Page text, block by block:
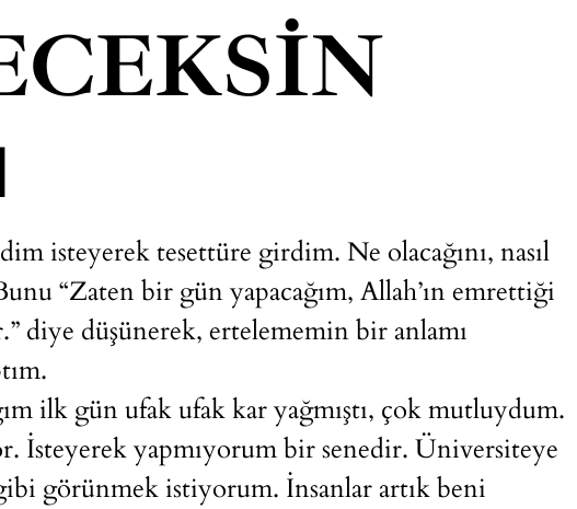
isteyerek tesettüre girdim. Ne olacağını, nasıl
“Zaten bir gün yapacağım, Allah’ın emrettiği
diye düşünerek, ertelememin bir anlamı
ilk gün ufak ufak kar yağmıştı, çok mutluydum.
İsteyerek yapmıyorum bir senedir. Üniversiteye
görünmek istiyorum. İnsanlar artık beni